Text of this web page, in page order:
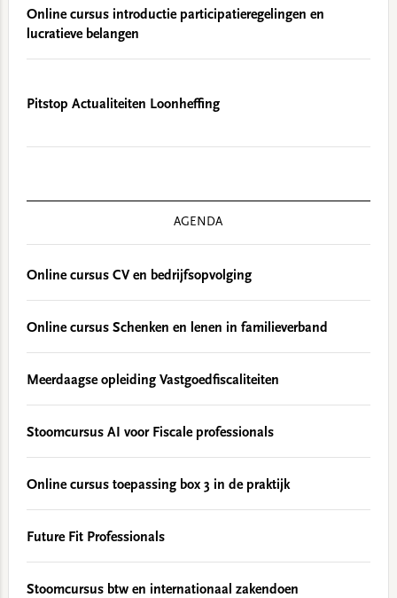
Online cursus introductie participatieregelingen en
lucratieve belangen
Pitstop Actualiteiten Loonheffing
AGENDA
Online cursus CV en bedrijfsopvolging
Online cursus Schenken en lenen in familieverband
Meerdaagse opleiding Vastgoedfiscaliteiten
Stoomcursus AI voor Fiscale professionals
Online cursus toepassing box 3 in de praktijk
Future Fit Professionals
Stoomcursus btw en internationaal zakendoen